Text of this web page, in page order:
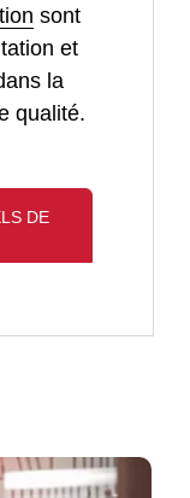
sont
et
la
qualité.
DE